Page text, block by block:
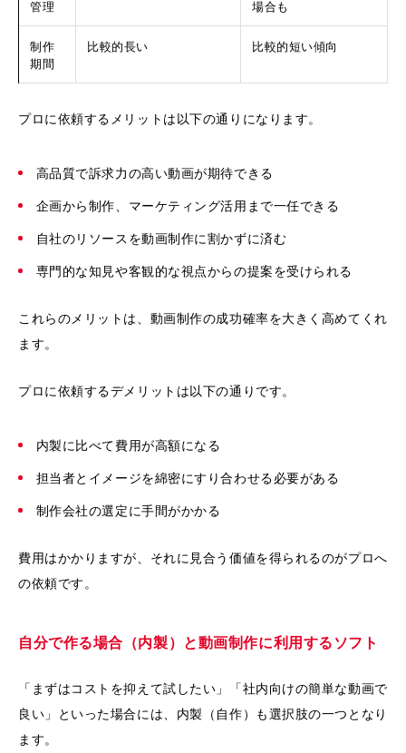
管理
場合も
制作
期間
比較的長い 比較的短い傾向
プロに依頼するメリットは以下の通りになります。
高品質で訴求力の高い動画が期待できる
企画から制作、マーケティング活用まで一任できる
自社のリソースを動画制作に割かずに済む
専門的な知見や客観的な視点からの提案を受けられる
これらのメリットは、動画制作の成功確率を大きく高めてくれ
ます。
プロに依頼するデメリットは以下の通りです。
内製に比べて費用が高額になる
担当者とイメージを綿密にすり合わせる必要がある
制作会社の選定に手間がかかる
費用はかかりますが、それに見合う価値を得られるのがプロへ
の依頼です。
自分で作る場合（内製）と動画制作に利用するソフト
「まずはコストを抑えて試したい」「社内向けの簡単な動画で
良い」といった場合には、内製（自作）も選択肢の一つとなり
ます。